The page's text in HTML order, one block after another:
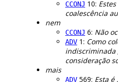
CCONJ 10:
coalescência
nem
CCONJ 6: Não
ADV 1: Como
indiscriminada
consideração
mais
ADV 569: Esta